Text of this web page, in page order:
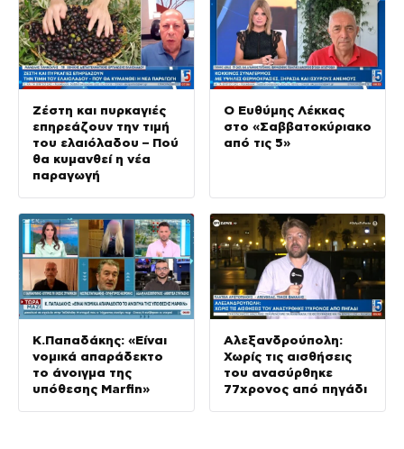
Ζέστη και πυρκαγιές
επηρεάζουν την τιμή
του ελαιόλαδου – Πού
θα κυμανθεί η νέα
παραγωγή
Ο Ευθύμης Λέκκας
στο «Σαββατοκύριακο
από τις 5»
Κ.Παπαδάκης: «Είναι
νομικά απαράδεκτο
το άνοιγμα της
υπόθεσης Μarfin»
Αλεξανδρούπολη:
Χωρίς τις αισθήσεις
του ανασύρθηκε
77χρονος από πηγάδι